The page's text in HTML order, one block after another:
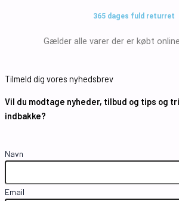
365 dages fuld returret
Gælder alle varer der er købt
Tilmeld dig vores nyhedsbrev
Vil du modtage nyheder, tilbud og tips og
indbakke?
Navn
Email